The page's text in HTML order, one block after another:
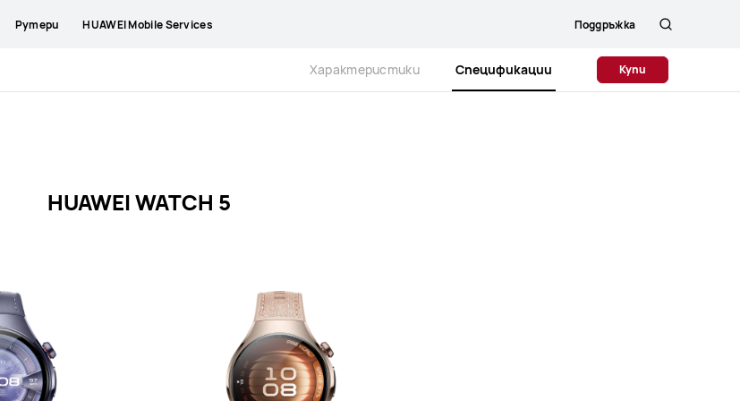
Рутери HUAWEI Mobile Services Поддръжка
Характеристики Спецификации Купи
HUAWEI WATCH 5